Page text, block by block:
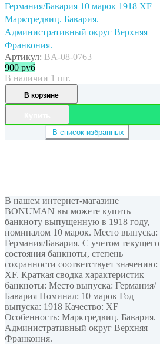
Германия/Бавария 10 марок 1918 XF
Марктредвиц. Бавария.
Административный округ Верхняя
Франкония.
Артикул: BA-08-0763
900 руб
В наличии 1 шт.
В корзине
В список избранных
В нашем интернет-магазине
BONUMAN вы можете купить
банкноту выпущенную в 1918 году,
номиналом 10 марок. Место выпуска:
Германия/Бавария. С учетом текущего
состояния банкноты, степень
сохранности соответствует значению:
XF. Краткая сводка характеристик
банкноты: Место выпуска: Германия/
Бавария Номинал: 10 марок Год
выпуска: 1918 Качество: XF
Особенность: Марктредвиц. Бавария.
Административный округ Верхняя
Франкония.